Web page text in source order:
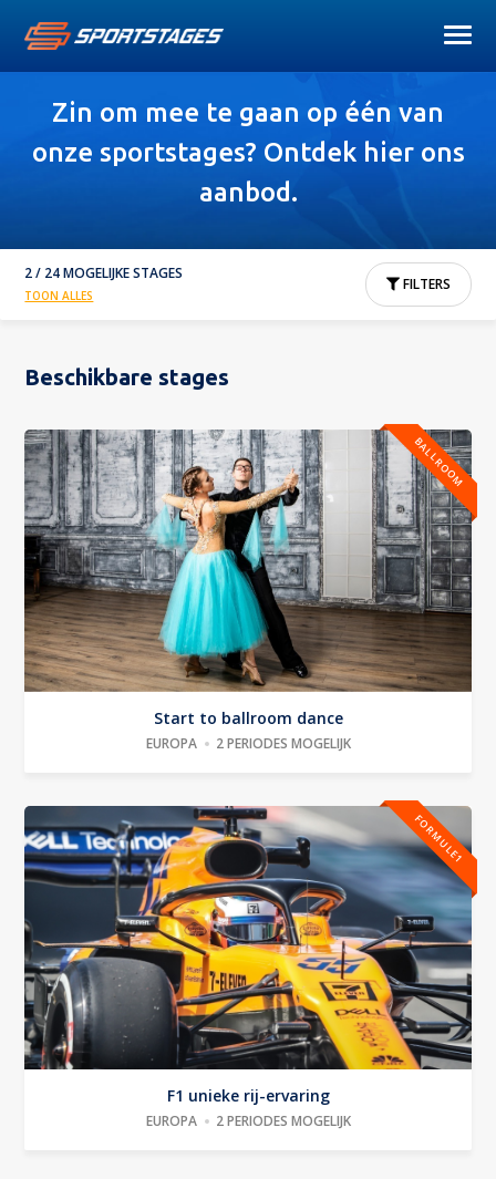
Zin om mee te gaan op één van
onze sportstages? Ontdek hier ons
aanbod.
2 / 24 MOGELIJKE STAGES
TOON ALLES
FILTERS
Beschikbare stages
BALLROOM
Start to ballroom dance
EUROPA 2 PERIODES MOGELIJK
FORMULE1
F1 unieke rij-ervaring
EUROPA 2 PERIODES MOGELIJK